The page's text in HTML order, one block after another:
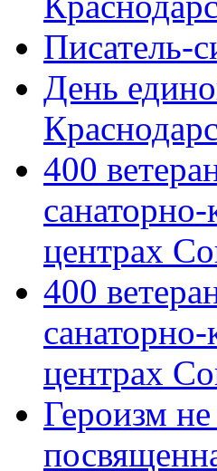
Писатель-
День
400
центрах
400
центрах
Героизм